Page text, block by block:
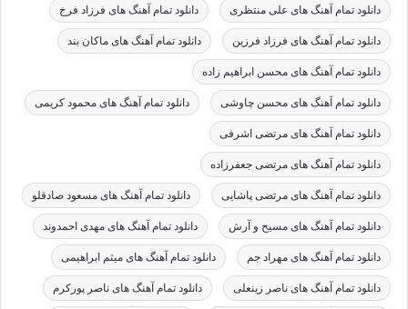
دانلود تمام آهنگ های علی منتظری دانلود تمام آهنگ های فرزاد فرخ
دانلود تمام آهنگ های فرزاد فرزین دانلود تمام آهنگ های ماکان بند
دانلود تمام آهنگ های محسن ابراهیم زاده
دانلود تمام آهنگ های محسن چاوشی دانلود تمام آهنگ های محمود کریمی
دانلود تمام آهنگ های مرتضی اشرفی
دانلود تمام آهنگ های مرتضی جعفرزاده
دانلود تمام آهنگ های مرتضی پاشایی دانلود تمام آهنگ های مسعود صادقلو
دانلود تمام آهنگ های مسیح و آرش دانلود تمام آهنگ های مهدی احمدوند
دانلود تمام آهنگ های مهراد جم دانلود تمام آهنگ های میثم ابراهیمی
دانلود تمام آهنگ های ناصر زینعلی دانلود تمام آهنگ های ناصر پورکرم